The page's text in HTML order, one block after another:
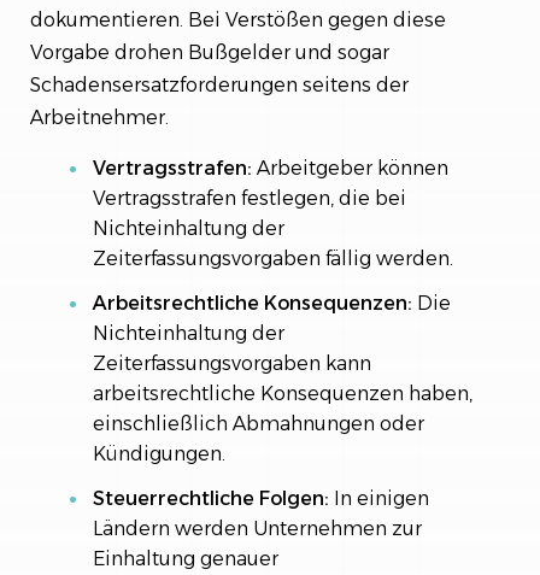
dokumentieren. Bei Verstößen gegen diese
Vorgabe drohen Bußgelder und sogar
Schadensersatzforderungen seitens der
Arbeitnehmer.
Vertragsstrafen: Arbeitgeber können
Vertragsstrafen festlegen, die bei
Nichteinhaltung der
Zeiterfassungsvorgaben fällig werden.
Arbeitsrechtliche Konsequenzen: Die
Nichteinhaltung der
Zeiterfassungsvorgaben kann
arbeitsrechtliche Konsequenzen haben,
einschließlich Abmahnungen oder
Kündigungen.
Steuerrechtliche Folgen: In einigen
Ländern werden Unternehmen zur
Einhaltung genauer